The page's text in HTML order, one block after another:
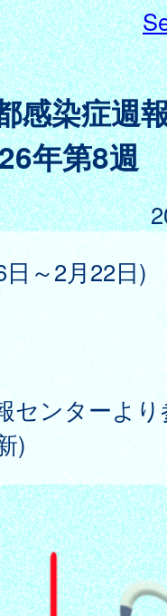
感染症週
年第8週
～2月22日)
センターよ
)